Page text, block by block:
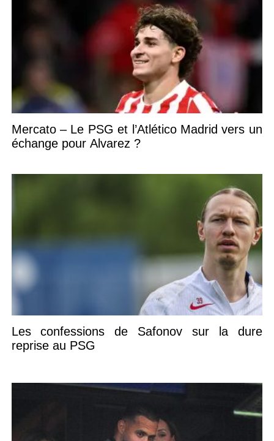
Mercato – Le PSG et l’Atlético Madrid vers un
échange pour Alvarez ?
Les confessions de Safonov sur la dure
reprise au PSG